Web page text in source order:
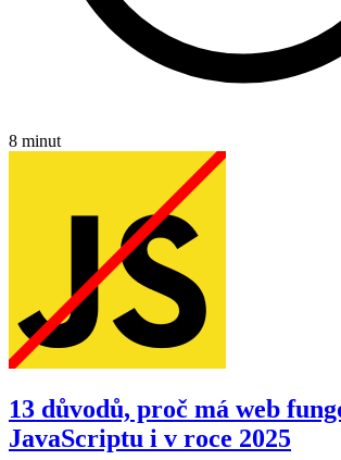
8 minut
13 důvodů, proč má web
JavaScriptu i v roce 2025